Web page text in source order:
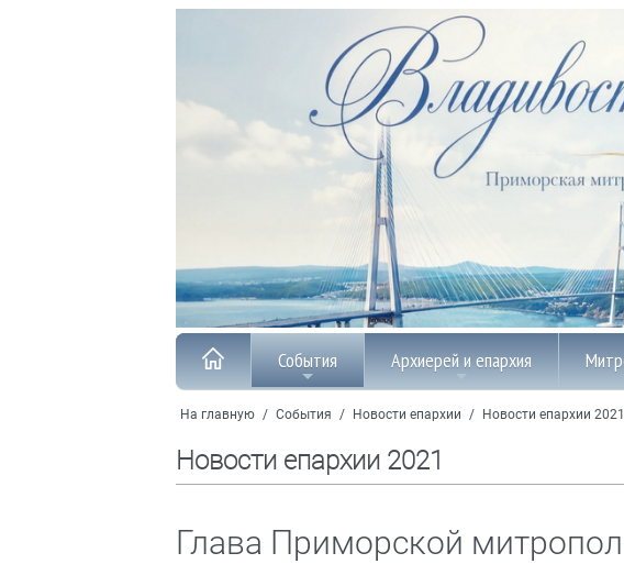
События Архиерей и епархия
На главную / События / Новости епархии / Новости епархии 2021
Новости епархии 2021
Глава Приморской